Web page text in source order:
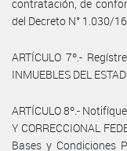
contratación, de
del Decreto N° 1.030/16.
ARTÍCULO 7º.-
INMUEBLES DEL
ARTÍCULO 8º.-
Y CORRECCIONAL
Bases y Condiciones